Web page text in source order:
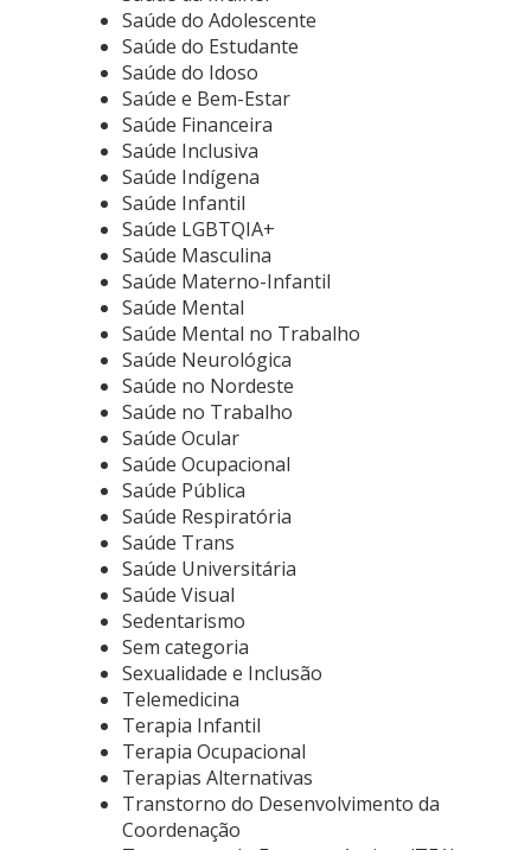
Saúde do Adolescente
Saúde do Estudante
Saúde do Idoso
Saúde e Bem-Estar
Saúde Financeira
Saúde Inclusiva
Saúde Indígena
Saúde Infantil
Saúde LGBTQIA+
Saúde Masculina
Saúde Materno-Infantil
Saúde Mental
Saúde Mental no Trabalho
Saúde Neurológica
Saúde no Nordeste
Saúde no Trabalho
Saúde Ocular
Saúde Ocupacional
Saúde Pública
Saúde Respiratória
Saúde Trans
Saúde Universitária
Saúde Visual
Sedentarismo
Sem categoria
Sexualidade e Inclusão
Telemedicina
Terapia Infantil
Terapia Ocupacional
Terapias Alternativas
Transtorno do Desenvolvimento da
Coordenação